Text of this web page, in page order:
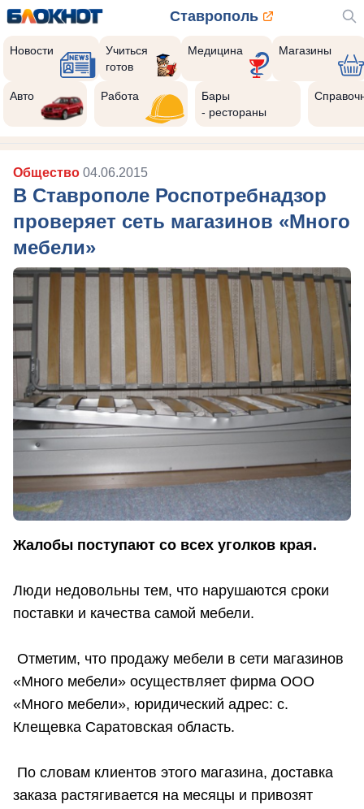
Ставрополь
Новости
Учиться
готов
Медицина Магазины
Авто Работа
Бары
- рестораны
Общество 04.06.2015
В Ставрополе Роспотребнадзор
проверяет сеть магазинов «Много
мебели»
Жалобы поступают со всех уголков края.
Люди недовольны тем, что нарушаются сроки
поставки и качества самой мебели.
Отметим, что продажу мебели в сети магазинов
«Много мебели» осуществляет фирма ООО
«Много мебели», юридический адрес: с.
Клещевка Саратовская область.
По словам клиентов этого магазина, доставка
заказа растягивается на месяцы и привозят